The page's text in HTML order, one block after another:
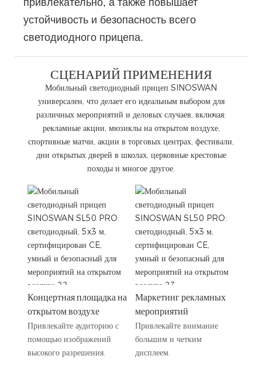
устойчивость и безопасность всего
светодиодного прицепа.
СЦЕНАРИЙ ПРИМЕНЕНИЯ
Мобильный светодиодный прицеп SINOSWAN
универсален, что делает его идеальным выбором для
различных мероприятий и деловых случаев, включая:
рекламные акции, мюзиклы на открытом воздухе,
спортивные матчи, акции в торговых центрах, фестивали,
дни открытых дверей в школах, церковные крестовые
походы и многое другое.
Концертная площадка на
открытом воздухе
Привлекайте аудиторию с
помощью изображений
высокого разрешения.
Маркетинг рекламных
мероприятий
Привлекайте внимание
большим и четким
дисплеем.